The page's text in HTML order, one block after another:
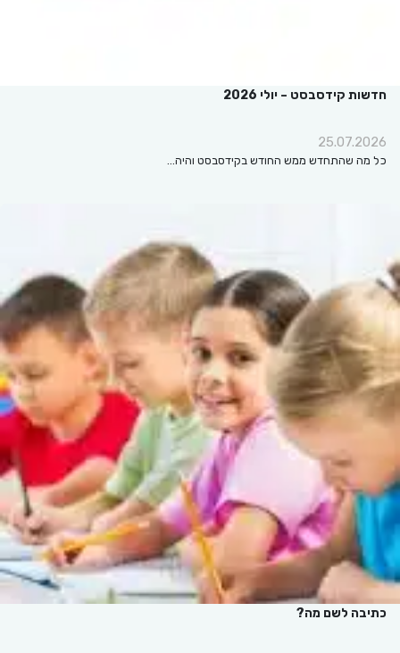
חדשות קידסבסט – יולי 2026
25.07.2026
כל מה שהתחדש ממש החודש בקידסבסט והיה…
כתיבה לשם מה?